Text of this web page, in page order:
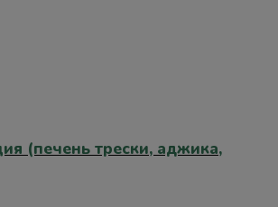
(печень трески, аджика,